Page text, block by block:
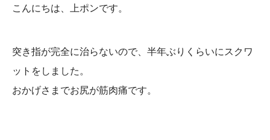
こんにちは、上ポンです。
突き指が完全に治らないので、半年ぶりくらいにスクワ
ットをしました。
おかげさまでお尻が筋肉痛です。